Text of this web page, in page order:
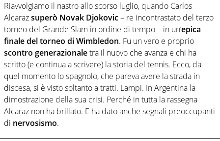
Riavvolgiamo il nastro allo scorso luglio, quando Carlos
Alcarazsuperò Novak Djokovic– re incontrastato del terzo
torneo del Grande Slam in ordine di tempo – in un’epica
finale del torneo di Wimbledon. Fu un vero e proprio
scontro generazionaletra il nuovo che avanza e chi ha
scritto (e continua a scrivere) la storia del tennis. Ecco, da
quel momento lo spagnolo, che pareva avere la strada in
discesa, si è visto soltanto a tratti. Lampi. In Argentina la
dimostrazione della sua crisi. Perché in tutta la rassegna
Alcaraz non ha brillato. E ha dato anche segnali preoccupanti
di nervosismo.